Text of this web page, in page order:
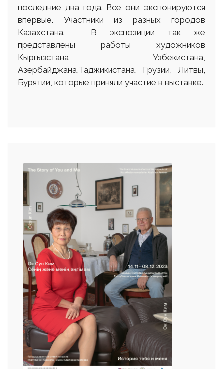
последние два года. Все они экспонируются
впервые. Участники из разных городов
Казахстана. В экспозиции так же
представлены работы художников
Кыргызстана, Узбекистана,
Азербайджана,Таджикистана, Грузии, Литвы,
Бурятии, которые приняли участие в выставке.